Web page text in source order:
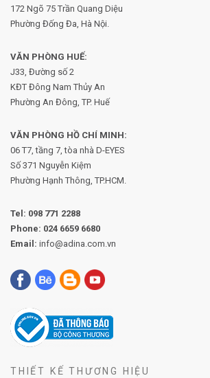
172 Ngõ 75 Trần Quang Diệu
Phường Đống Đa, Hà Nội.
VĂN PHÒNG HUẾ:
J33, Đường số 2
KĐT Đông Nam Thủy An
Phường An Đông, TP. Huế
VĂN PHÒNG HỒ CHÍ MINH:
06 T7, tầng 7, tòa nhà D-EYES
Số 371 Nguyễn Kiệm
Phường Hạnh Thông, TP.HCM.
Tel: 098 771 2288
Phone: 024 6659 6680
Email: info@adina.com.vn
THIẾT KẾ THƯƠNG HIỆU